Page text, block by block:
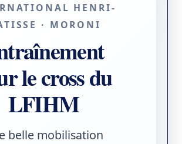
HENRI-
· MORONI
le cross du
LFIHM
belle mobilisation